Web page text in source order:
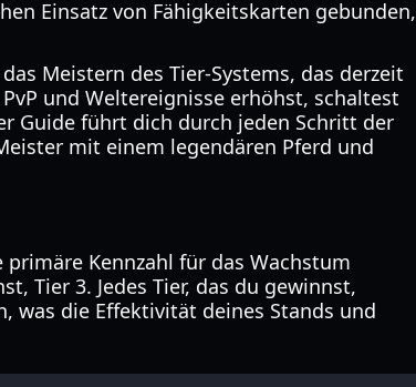
Einsatz von Fähigkeitskarten gebunden,
Meistern des Tier-Systems, das derzeit
und Weltereignisse erhöhst, schaltest
Guide führt dich durch jeden Schritt der
mit einem legendären Pferd und
Kennzahl für das Wachstum
Tier 3. Jedes Tier, das du gewinnst,
was die Effektivität deines Stands und